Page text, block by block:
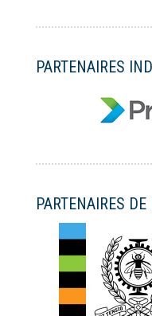
PARTENAIRES
PARTENAIRES DE